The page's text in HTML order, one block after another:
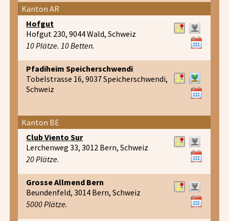
Kanton AR
Hofgut
Hofgut 230, 9044 Wald, Schweiz
10 Plätze. 10 Betten.
Pfadiheim Speicherschwendi
Tobelstrasse 16, 9037 Speicherschwendi,
Schweiz
Kanton BE
Club Viento Sur
Lerchenweg 33, 3012 Bern, Schweiz
20 Plätze.
Grosse Allmend Bern
Beundenfeld, 3014 Bern, Schweiz
5000 Plätze.